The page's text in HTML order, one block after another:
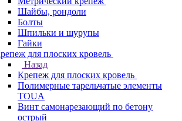
Шайбы, рондоли
Болты
Шпильки и шурупы
Гайки
для плоских кровель
Назад
Крепеж для плоских кровель
Полимерные тарельчатые элементы
TOUA
Винт самонарезающий по бетону
острый